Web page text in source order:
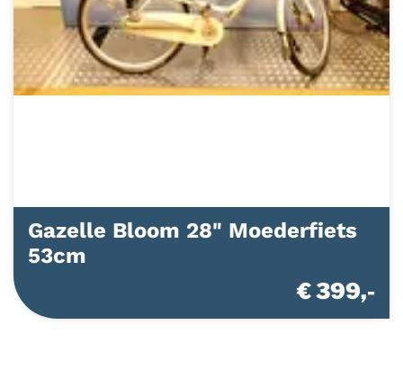
Gazelle Bloom 28" Moederfiets
53cm
€ 399,-